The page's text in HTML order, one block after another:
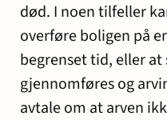
død. I noen tilfeller
overføre boligen på
begrenset tid, eller
gjennomføres og
avtale om at arven